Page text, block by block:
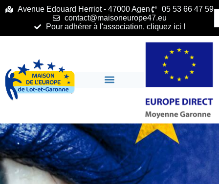
principalAvenue Edouard Herriot - 47000 Agen
05 53 66 47 59
contact@maisoneurope47.eu
Pour adhérer à l'association, cliquez ici !